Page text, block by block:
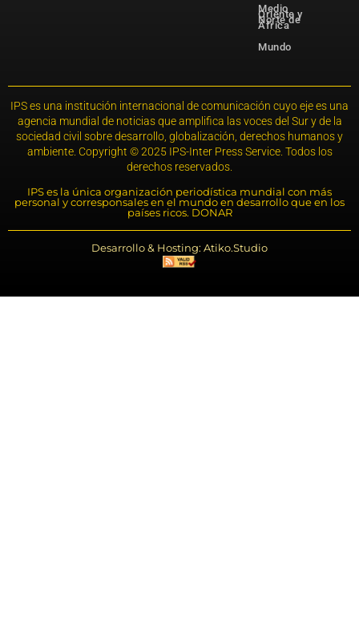
Medio
Oriente y
Norte de
África
Mundo
IPS es una institución internacional de comunicación cuyo eje es una
agencia mundial de noticias que amplifica las voces del Sur y de la
sociedad civil sobre desarrollo, globalización, derechos humanos y
ambiente. Copyright © 2025 IPS-Inter Press Service. Todos los
derechos reservados.
IPS es la única organización periodística mundial con más
personal y corresponsales en el mundo en desarrollo que en los
países ricos. DONAR
Desarrollo & Hosting: Atiko.Studio